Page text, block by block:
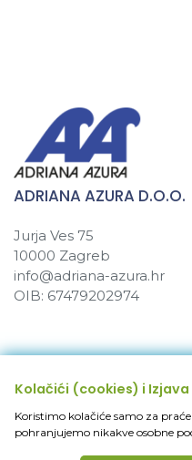
ADRIANA AZURA D.O.O.
Jurja Ves 75
10000 Zagreb
info@adriana-azura.hr
OIB: 67479202974
© 2026 Adriana
Politika privatnosti
Kolačići (cookies) i
Koristimo kolačiće samo za
pohranjujemo nikakve osobne